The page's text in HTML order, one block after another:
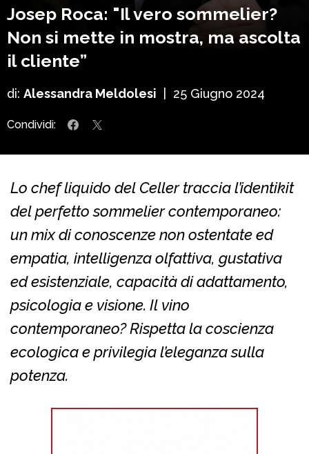
Josep Roca: "Il vero sommelier?
Non si mette in mostra, ma ascolta
il cliente”
di: Alessandra Meldolesi 25 Giugno 2024
Condividi:
Lo chef liquido del Celler traccia l’identikit
del perfetto sommelier contemporaneo:
un mix di conoscenze non ostentate ed
empatia, intelligenza olfattiva, gustativa
ed esistenziale, capacità di adattamento,
psicologia e visione. Il vino
contemporaneo? Rispetta la coscienza
ecologica e privilegia l’eleganza sulla
potenza.